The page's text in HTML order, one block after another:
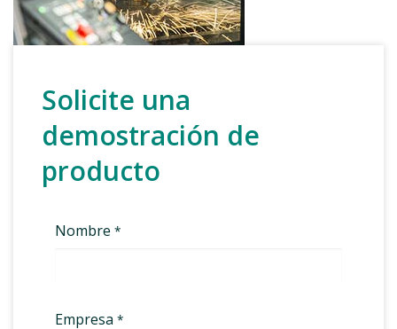
Solicite una
demostración de
producto